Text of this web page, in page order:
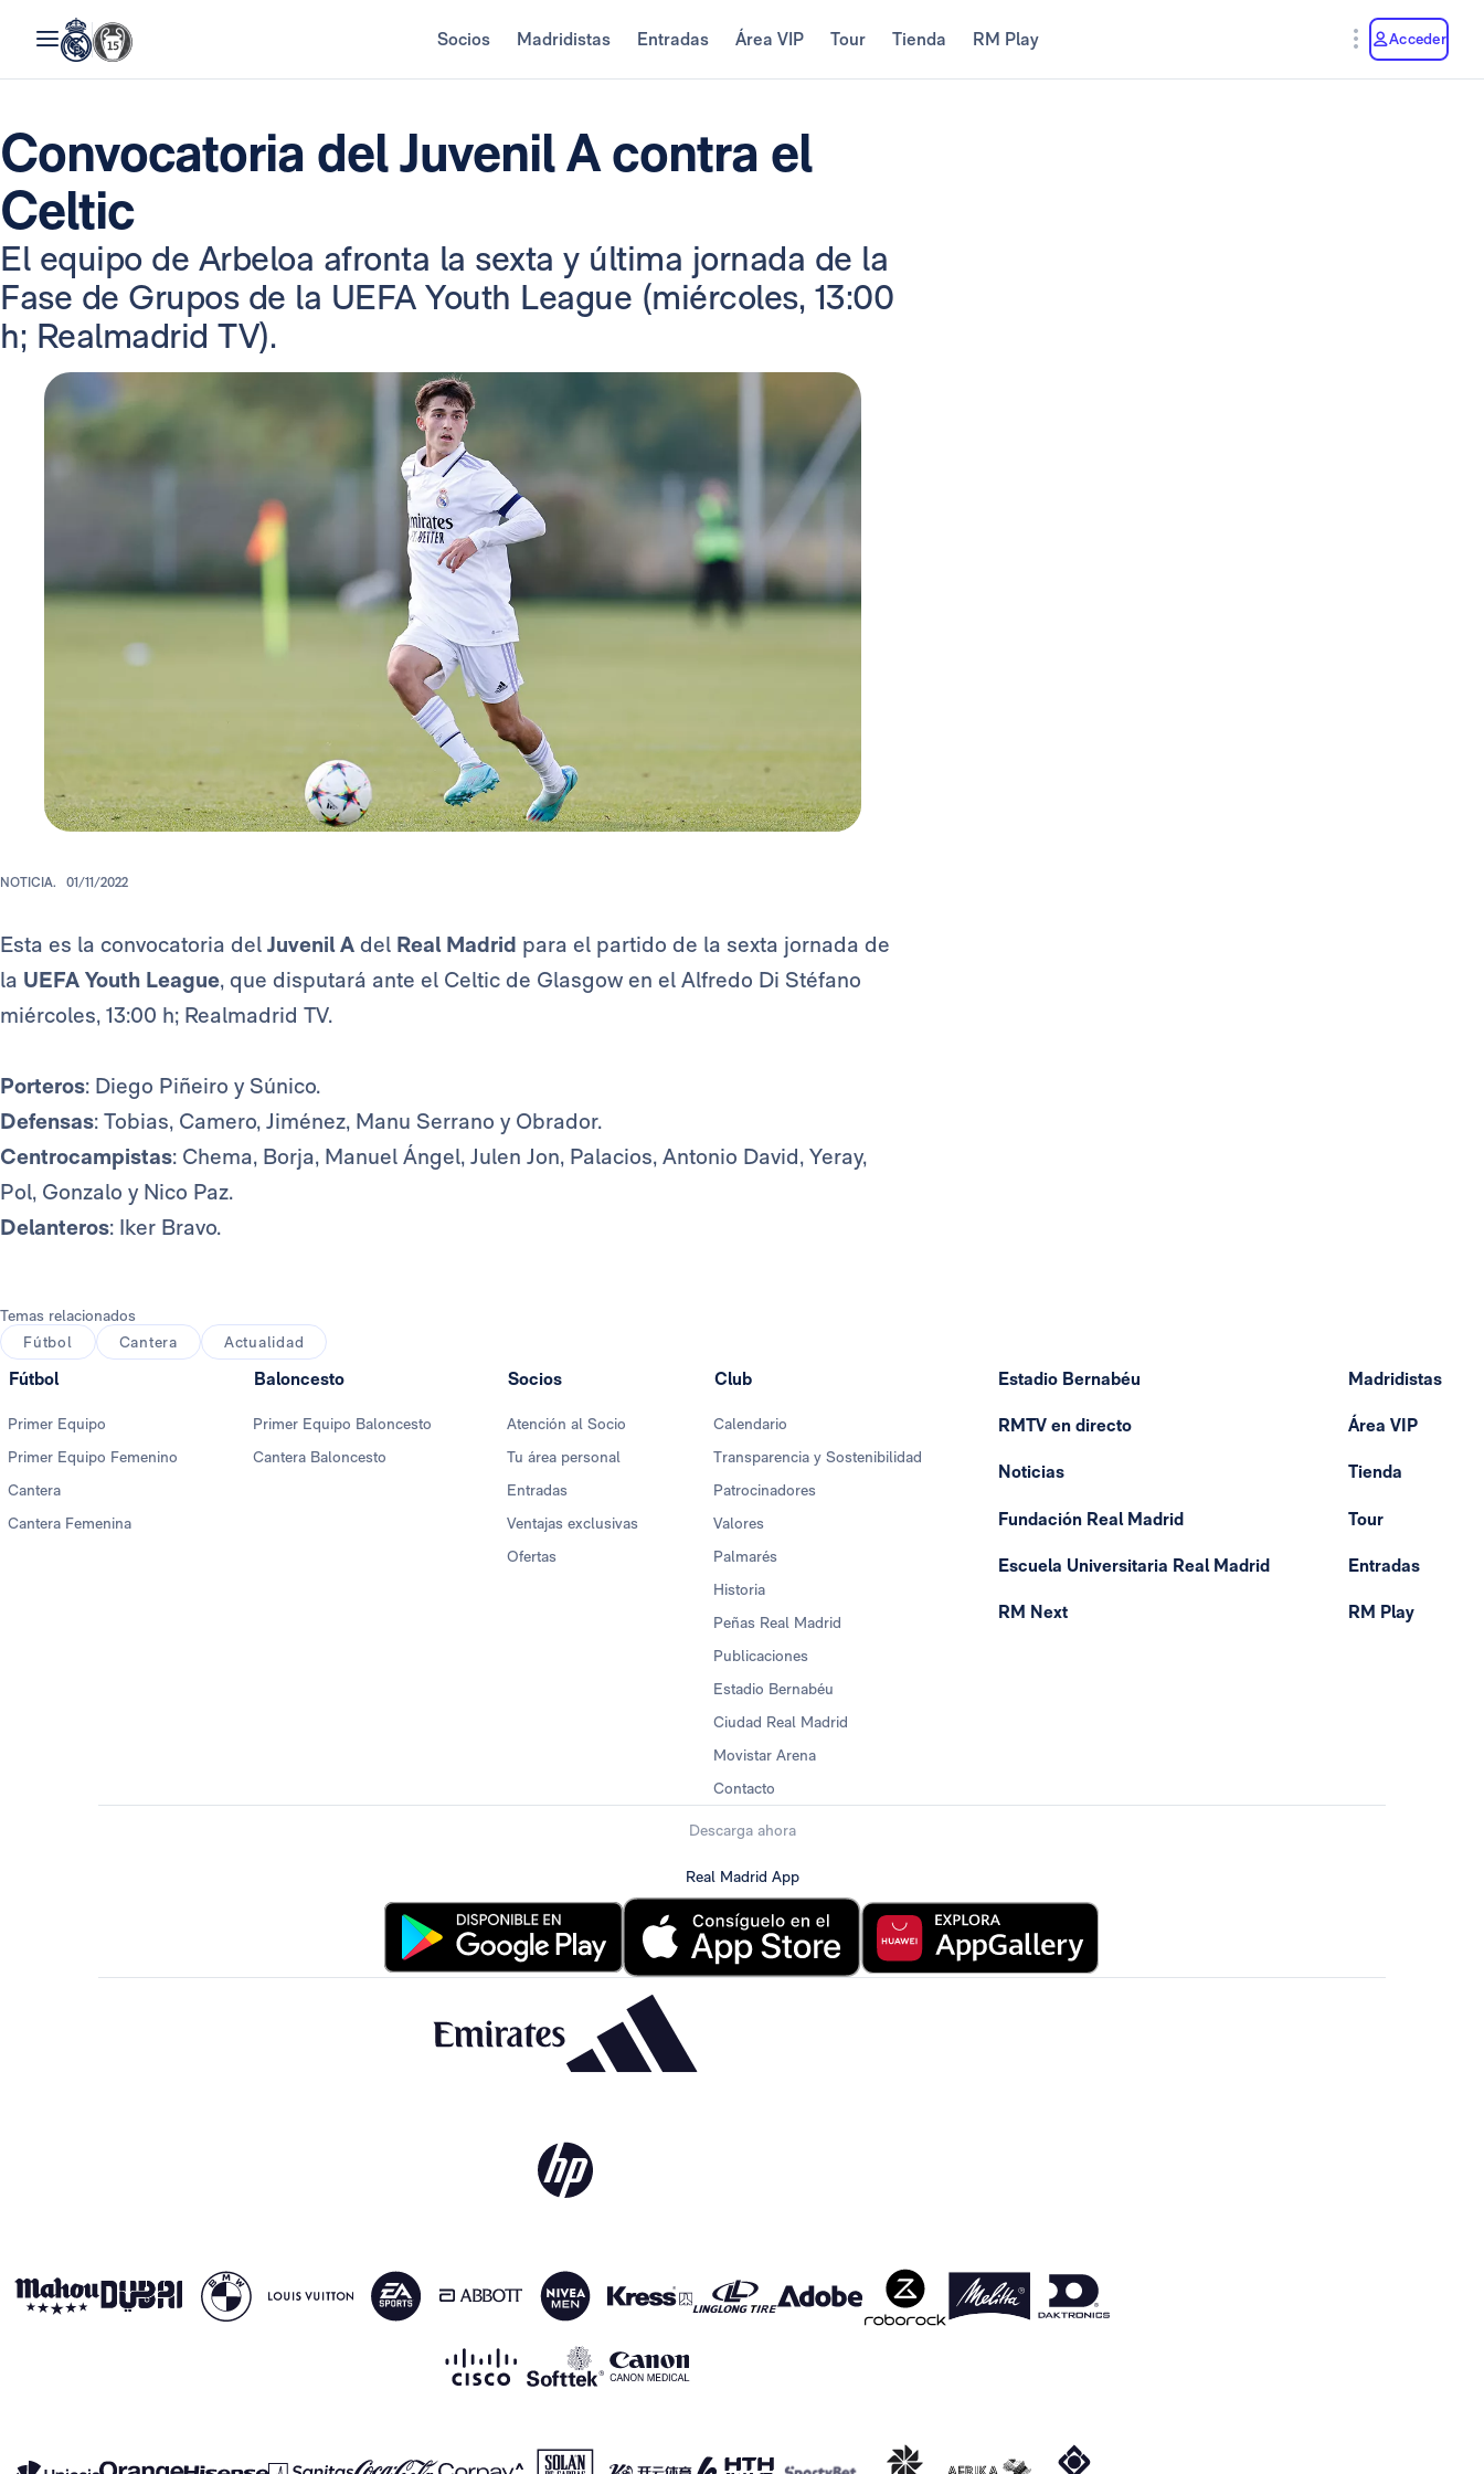
Socios Madridistas Entradas Área VIP Tour Tienda RM Play Acceder
Convocatoria del Juvenil A contra el
Celtic
El equipo de Arbeloa afronta la sexta y última jornada de la
Fase de Grupos de la UEFA Youth League (miércoles, 13:00
h; Realmadrid TV).
NOTICIA. 01/11/2022
Esta es la convocatoria del Juvenil A del Real Madrid para el partido de la sexta jornada de
la UEFA Youth League, que disputará ante el Celtic de Glasgow en el Alfredo Di Stéfano
miércoles, 13:00 h; Realmadrid TV.
Porteros: Diego Piñeiro y Súnico.
Defensas: Tobias, Camero, Jiménez, Manu Serrano y Obrador.
Centrocampistas: Chema, Borja, Manuel Ángel, Julen Jon, Palacios, Antonio David, Yeray,
Pol, Gonzalo y Nico Paz.
Delanteros: Iker Bravo.
Temas relacionados
Fútbol
Cantera Actualidad
Fútbol
Primer Equipo
Primer Equipo Femenino
Cantera
Cantera Femenina
Baloncesto
Primer Equipo Baloncesto
Cantera Baloncesto
Socios
Atención al Socio
Tu área personal
Entradas
Ventajas exclusivas
Ofertas
Club
Calendario
Transparencia y Sostenibilidad
Patrocinadores
Valores
Palmarés
Historia
Peñas Real Madrid
Publicaciones
Estadio Bernabéu
Ciudad Real Madrid
Movistar Arena
Contacto
Estadio Bernabéu
RMTV en directo
Noticias
Fundación Real Madrid
Escuela Universitaria Real Madrid
RM Next
Madridistas
Área VIP
Tienda
Tour
Entradas
RM Play
Descarga ahora
Real Madrid App